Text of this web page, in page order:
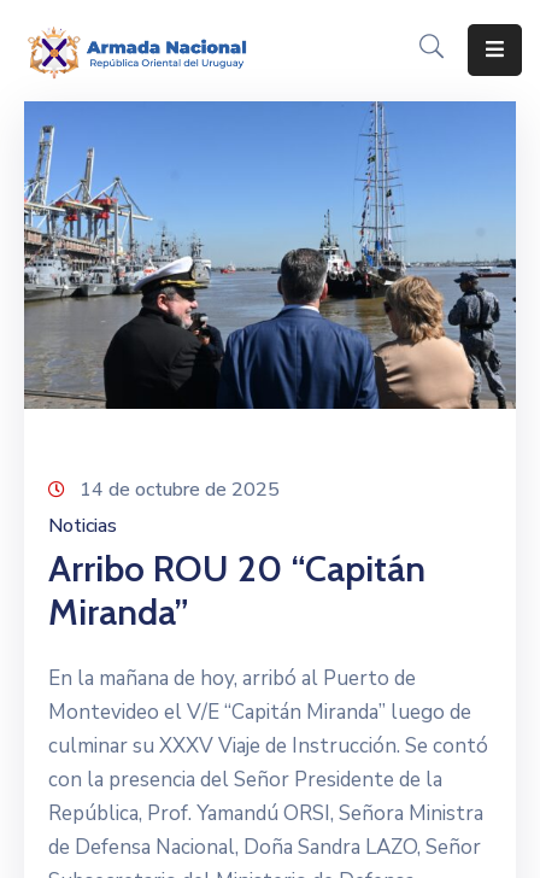
Inicio
Institución
Inscripciones
Noticias
Corporativo
Contacto
14 de octubre de 2025
Noticias
Arribo ROU 20 “Capitán
Miranda”
En la mañana de hoy, arribó al Puerto de
Montevideo el V/E “Capitán Miranda” luego de
culminar su XXXV Viaje de Instrucción. Se contó
con la presencia del Señor Presidente de la
República, Prof. Yamandú ORSI, Señora Ministra
de Defensa Nacional, Doña Sandra LAZO, Señor